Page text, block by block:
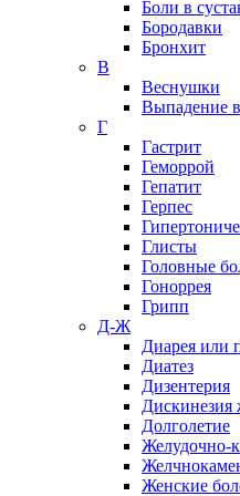
Боли в
Бородавки
Бронхит
В
Веснушки
Выпадение
Г
Гастрит
Геморрой
Гепатит
Герпес
Глисты
Головные
Гоноррея
Грипп
Д-Ж
Диарея или
Диатез
Дизентерия
Дискинезия
Долголетие
Желудочно-
Женские